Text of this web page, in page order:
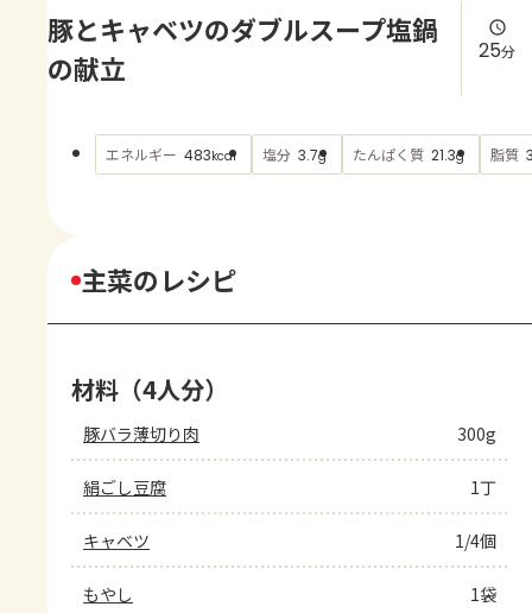
AJINOMOTO PARK とは
豚とキャベツのダブルスープ塩鍋
の献立
25分
エネルギー 483kcal 塩分 3.7g たんぱく質 21.3g 脂質
主菜のレシピ
材料（4人分）
豚バラ薄切り肉 300g
絹ごし豆腐 1丁
キャベツ 1/4個
もやし 1袋